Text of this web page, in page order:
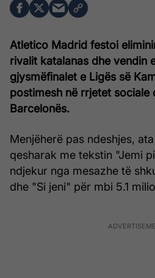
Atletico Madrid festoi
rivalit katalanas dhe vendin
gjysmëfinalet e Ligës së
postimesh në rrjetet sociale
Barcelonës.
Menjëherë pas ndeshjes,
qesharak me tekstin "Jemi
ndjekur nga mesazhe të
dhe "Si jeni" për mbi 5.1